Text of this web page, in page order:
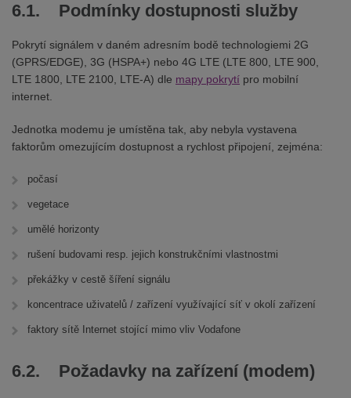
6.1. Podmínky dostupnosti služby
Pokrytí signálem v daném adresním bodě technologiemi 2G
(GPRS/EDGE), 3G (HSPA+) nebo 4G LTE (LTE 800, LTE 900,
LTE 1800, LTE 2100, LTE-A) dle mapy pokrytí pro mobilní
internet.
Jednotka modemu je umístěna tak, aby nebyla vystavena
faktorům omezujícím dostupnost a rychlost připojení, zejména:
počasí
vegetace
umělé horizonty
rušení budovami resp. jejich konstrukčními vlastnostmi
překážky v cestě šíření signálu
koncentrace uživatelů / zařízení využívající síť v okolí zařízení
faktory sítě Internet stojící mimo vliv Vodafone
6.2. Požadavky na zařízení (modem)